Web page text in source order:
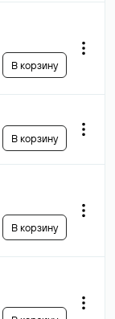
В корзину
В корзину
В корзину